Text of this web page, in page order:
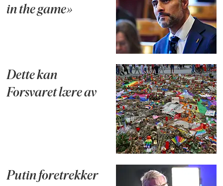
in the game»
Dette kan
Forsvaret lære av
Putin foretrekker